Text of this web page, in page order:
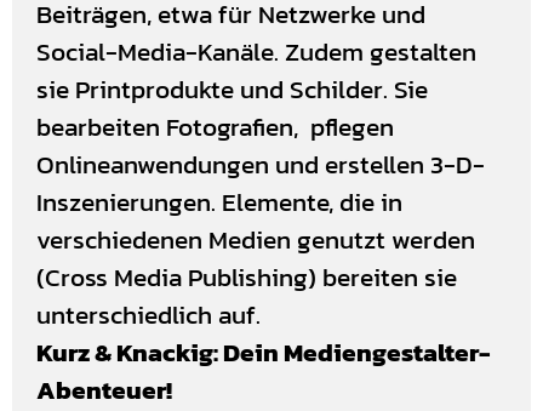
Beiträgen, etwa für Netzwerke und
Social-Media-Kanäle. Zudem gestalten
sie Printprodukte und Schilder. Sie
bearbeiten Fotografien, pflegen
Onlineanwendungen und erstellen 3-D-
Inszenierungen. Elemente, die in
verschiedenen Medien genutzt werden
(Cross Media Publishing) bereiten sie
unterschiedlich auf.
Kurz & Knackig: Dein Mediengestalter-
Abenteuer!